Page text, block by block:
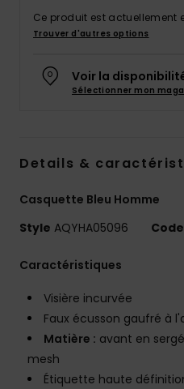
Ce produit est actuellement
Trouver d'autres options
Voir la
Sélectionner mon
Details &
Casquette Bleu Homme
Style AQYHA05096
Caractéristiques
Visière incurvée
Faux écusson gaufré à
Matière : avant en
mesh
Étiquette haute